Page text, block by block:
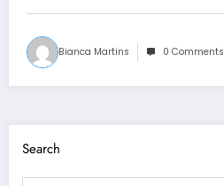
Bianca Martins 0 Comments
Search